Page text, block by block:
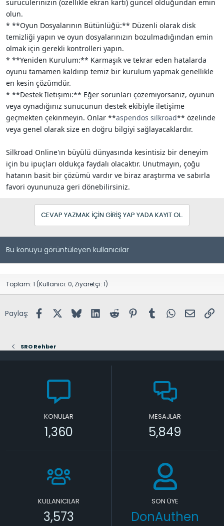
sürücülerinizin (özellikle ekran kartı) güncel olduğundan emin
olun.
* **Oyun Dosyalarının Bütünlüğü:** Düzenli olarak disk
temizliği yapın ve oyun dosyalarınızın bozulmadığından emin
olmak için gerekli kontrolleri yapın.
* **Yeniden Kurulum:** Karmaşık ve tekrar eden hatalarda
oyunu tamamen kaldırıp temiz bir kurulum yapmak genellikle
en kesin çözümdür.
* **Destek İletişimi:** Eğer sorunları çözemiyorsanız, oyunun
veya oynadığınız sunucunun destek ekibiyle iletişime
geçmekten çekinmeyin. Onlar **aspendos silkroad** özelinde
veya genel olarak size en doğru bilgiyi sağlayacaklardır.
Silkroad Online'ın büyülü dünyasında kesintisiz bir deneyim
için bu ipuçları oldukça faydalı olacaktır. Unutmayın, çoğu
hatanın basit bir çözümü vardır ve biraz araştırma ve sabırla
favori oyununuza geri dönebilirsiniz.
CEVAP YAZMAK IÇIN GIRIŞ YAP YADA KAYIT OL.
Bu konuyu görüntüleyen kullanıcılar
Toplam: 1 (Kullanıcı: 0, Ziyaretçi: 1)
Paylaş: FacebookX (Twitter)
BlueskyLinkedInReddit PinterestTumblr WhatsApp
E-posta
SRO Rehber
KONULAR
1,360
MESAJLAR
5,849
KULLANICILAR
3,573
SON ÜYE
DonAuthen